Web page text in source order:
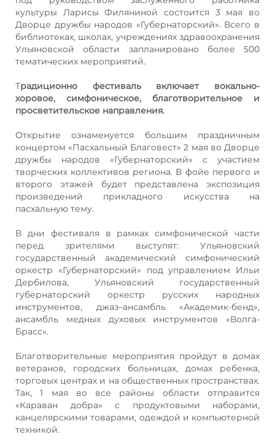
культуры Ларисы Филяниной состоится 3 мая во
Дворце дружбы народов «Губернаторский». Всего в
библиотеках, школах, учреждениях здравоохранения
Ульяновской области запланировано более 500
тематических мероприятий.
Традиционно фестиваль включает вокально-
хоровое, симфоническое, благотворительное и
просветительское направления.
Открытие ознаменуется большим праздничным
концертом «Пасхальный Благовест» 2 мая во Дворце
дружбы народов «Губернаторский» с участием
творческих коллективов региона. В фойе первого и
второго этажей будет представлена экспозиция
произведений прикладного искусства на
пасхальную тему.
В дни фестиваля в рамках симфонической части
перед зрителями выступят: Ульяновский
государственный академический симфонический
оркестр «Губернаторский» под управлением Ильи
Дербилова, Ульяновский государственный
губернаторский оркестр русских народных
инструментов, джаз–ансамбль «Академик-бенд»,
ансамбль медных духовых инструментов «Волга-
Брасс».
Благотворительные мероприятия пройдут в домах
ветеранов, городских больницах, домах ребенка,
торговых центрах и на общественных пространствах.
Так, 1 мая во все районы области отправится
«Караван добра» с продуктовыми наборами,
канцелярскими товарами, одеждой и компьютерной
техникой.